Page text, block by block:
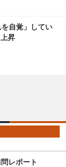
自覚」してい
昇
レポート